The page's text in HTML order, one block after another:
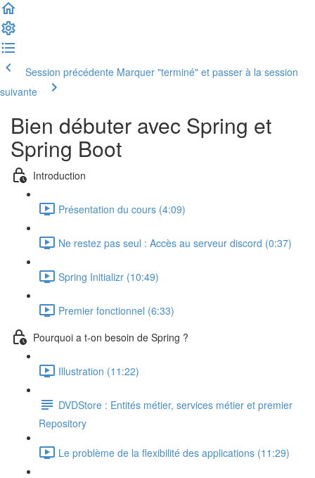
Session précédente Marquer "terminé" et passer à la session
suivante
Bien débuter avec Spring et
Spring Boot
Introduction
Présentation du cours (4:09)
Ne restez pas seul : Accès au serveur discord (0:37)
Spring Initializr (10:49)
Premier fonctionnel (6:33)
Pourquoi a t-on besoin de Spring ?
Illustration (11:22)
DVDStore : Entités métier, services métier et premier
Repository
Le problème de la flexibilité des applications (11:29)